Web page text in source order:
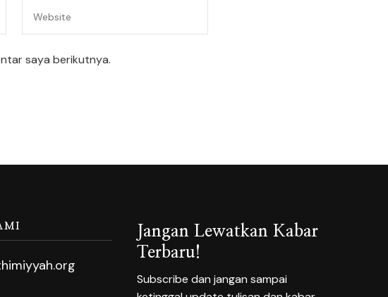
saya berikutnya.
Jangan Lewatkan Kabar
Terbaru!
Subscribe dan jangan sampai